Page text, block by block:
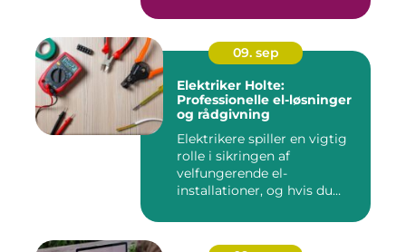
09. sep
Elektriker Holte:
Professionelle el-løsninger
og rådgivning
Elektrikere spiller en vigtig
rolle i sikringen af
velfungerende el-
installationer, og hvis du